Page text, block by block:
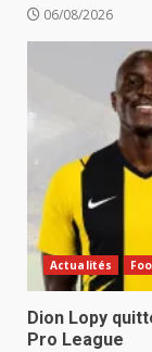
06/08/2026
Actualités
Dion Lopy
Pro League